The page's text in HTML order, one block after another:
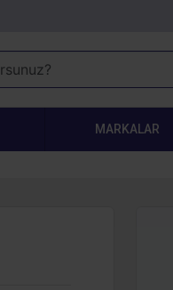
MARKALAR